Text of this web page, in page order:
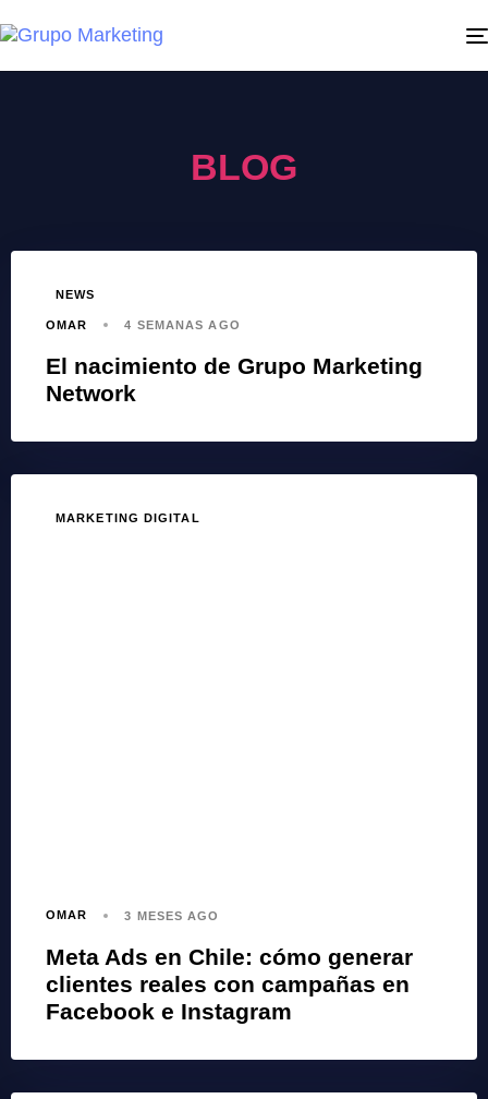
BLOG
NEWS
OMAR 4 SEMANAS AGO
El nacimiento de Grupo Marketing
Network
MARKETING DIGITAL
OMAR 3 MESES AGO
Meta Ads en Chile: cómo generar
clientes reales con campañas en
Facebook e Instagram